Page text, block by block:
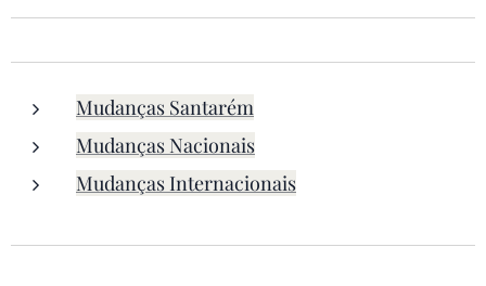
Mudanças Santarém
Mudanças Nacionais
Mudanças Internacionais